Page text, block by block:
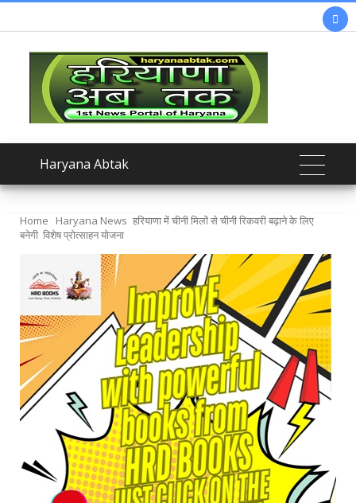

Haryana Abtak
Home Haryana News हरियाणा में चीनी मिलों से चीनी रिकवरी बढ़ाने के लिए
बनेगी विशेष प्रोत्साहन योजना